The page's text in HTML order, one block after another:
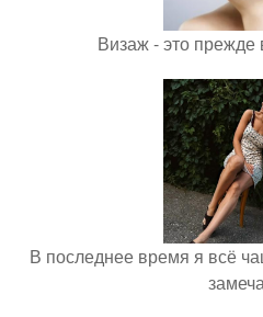
Визаж - это прежде
В последнее время я всё